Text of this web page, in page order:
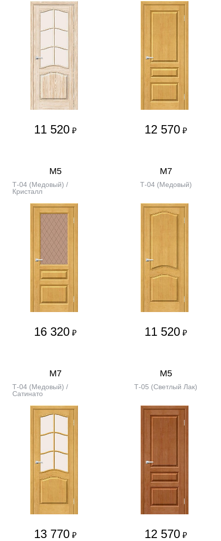
11 520 ₽ 12 570 ₽
М5
Т-04 (Медовый) /
Кристалл
16 320 ₽
М7
Т-04 (Медовый)
11 520 ₽
М7
Т-04 (Медовый) /
Сатинато
13 770 ₽
М5
Т-05 (Светлый Лак)
12 570 ₽